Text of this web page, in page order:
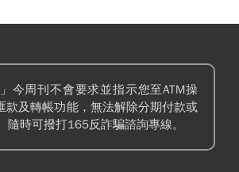
今周刊不會要求並指示您至ATM操
款及轉帳功能，無法解除分期付款或
隨時可撥打165反詐騙諮詢專線。